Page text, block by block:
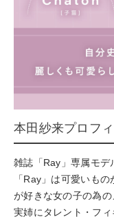
本田紗来プロフ
雑誌「Ray」専属モデ
「Ray」は可愛いも
が好きな女の子の為の
実姉にタレント・フ